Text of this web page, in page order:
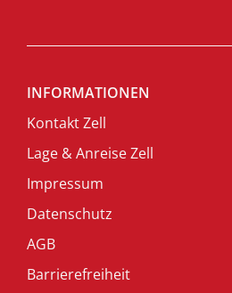
INFORMATIONEN
Kontakt Zell
Lage & Anreise Zell
Impressum
Datenschutz
AGB
Barrierefreiheit